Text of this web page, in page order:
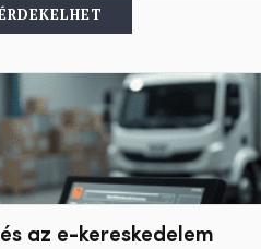
az e-kereskedelem